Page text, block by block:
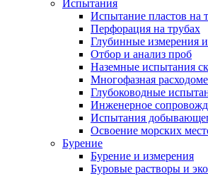
Испытания
Испытание пластов на
Перфорация на трубах
Глубинные измерения
Отбор и анализ проб
Наземные испытания
Многофазная
Глубоководные
Инженерное
Испытания
Освоение морских
Бурение
Бурение и измерения
Буровые растворы и